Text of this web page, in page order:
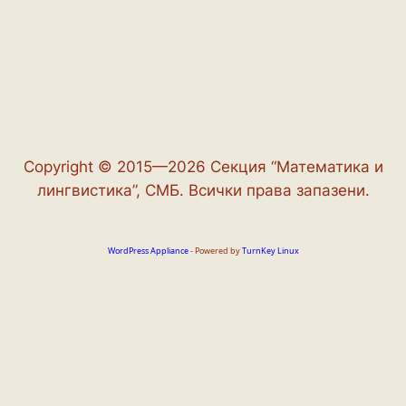
Copyright © 2015—2026 Секция “Математика и
лингвистика”, СМБ. Всички права запазени.
WordPress Appliance- Powered byTurnKey Linux